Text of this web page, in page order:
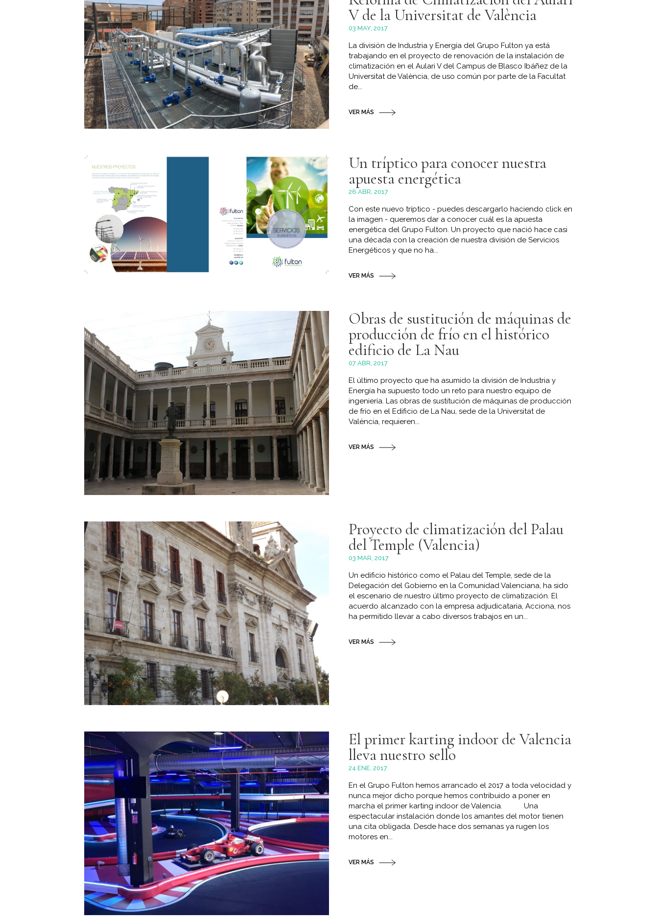
V de la Universitat de València
03 MAY, 2017
La división de Industria y Energía del Grupo Fulton ya está
trabajando en el proyecto de renovación de la instalación de
climatización en el Aulari V del Campus de Blasco Ibáñez de la
Universitat de València, de uso común por parte de la Facultat
de...
VER MÁS
Un tríptico para conocer nuestra
apuesta energética
26 ABR, 2017
Con este nuevo tríptico - puedes descargarlo haciendo click en
la imagen - queremos dar a conocer cuál es la apuesta
energética del Grupo Fulton. Un proyecto que nació hace casi
una década con la creación de nuestra división de Servicios
Energéticos y que no ha...
VER MÁS
Obras de sustitución de máquinas de
producción de frío en el histórico
edificio de La Nau
07 ABR, 2017
El último proyecto que ha asumido la división de Industria y
Energía ha supuesto todo un reto para nuestro equipo de
ingeniería. Las obras de sustitución de máquinas de producción
de frío en el Edificio de La Nau, sede de la Universitat de
València, requieren...
VER MÁS
Proyecto de climatización del Palau
del Temple (Valencia)
03 MAR, 2017
Un edificio histórico como el Palau del Temple, sede de la
Delegación del Gobierno en la Comunidad Valenciana, ha sido
el escenario de nuestro último proyecto de climatización. El
acuerdo alcanzado con la empresa adjudicataria, Acciona, nos
ha permitido llevar a cabo diversos trabajos en un...
VER MÁS
El primer karting indoor de Valencia
lleva nuestro sello
24 ENE, 2017
En el Grupo Fulton hemos arrancado el 2017 a toda velocidad y
nunca mejor dicho porque hemos contribuido a poner en
marcha el primer karting indoor de Valencia. Una
espectacular instalación donde los amantes del motor tienen
una cita obligada. Desde hace dos semanas ya rugen los
motores en...
VER MÁS